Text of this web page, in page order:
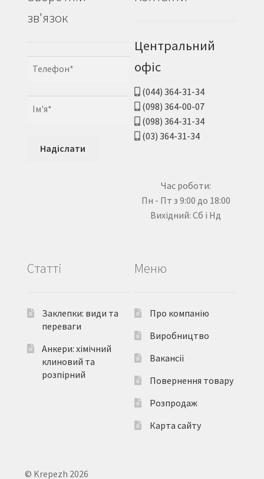
зв'язок
Центральний
офіс
(044) 364-31-34
(098) 364-00-07
(098) 364-31-34
(03) 364-31-34
Час роботи:
Пн - Пт з 9:00 до 18:00
Вихідний: Сб і Нд
Статті
Заклепки: види та
переваги
Анкери: хімічний
клиновий та
розпірний
Меню
Про компанію
Виробництво
Вакансії
Повернення товару
Розпродаж
Карта сайту
© Krepezh 2026